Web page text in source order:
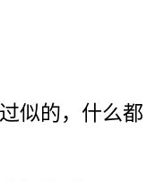
似的，什么都